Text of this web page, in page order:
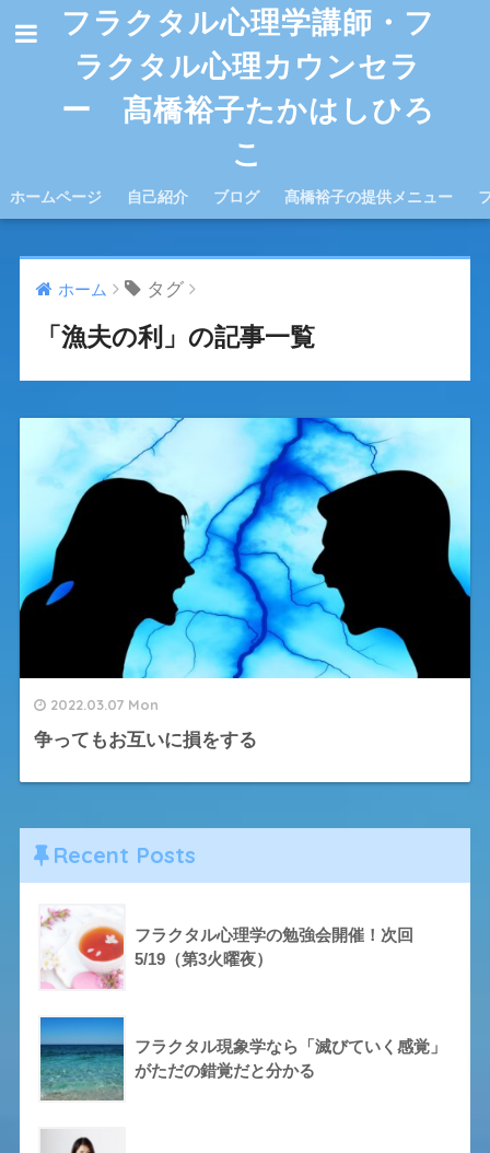
フラクタル心理学講師・フ
ラクタル心理カウンセラ
ー 髙橋裕子たかはしひろ
こ
ホームページ 自己紹介 ブログ 髙橋裕子の提供メニュー
ホーム タグ
「漁夫の利」の記事一覧
2022.03.07 Mon
争ってもお互いに損をする
Recent Posts
フラクタル心理学の勉強会開催！次回
5/19（第3火曜夜）
フラクタル現象学なら「滅びていく感覚」
がただの錯覚だと分かる